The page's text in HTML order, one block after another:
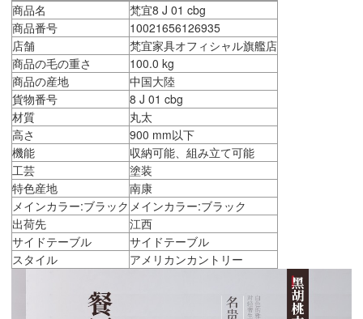
商品名
梵宜8 J 01 cbg
商品番号
10021656126935
店舗
梵宜家具オフィシャル旗艦店
商品の毛の重さ
100.0 kg
商品の産地
中国大陸
貨物番号
8 J 01 cbg
材質
丸太
高さ
900 mm以下
機能
収納可能、組み立て可能
工芸
塗装
特色産地
南康
メインカラー:ブラック メインカラー:ブラック
出荷先
江西
サイドテーブル
サイドテーブル
スタイル
アメリカンカントリー